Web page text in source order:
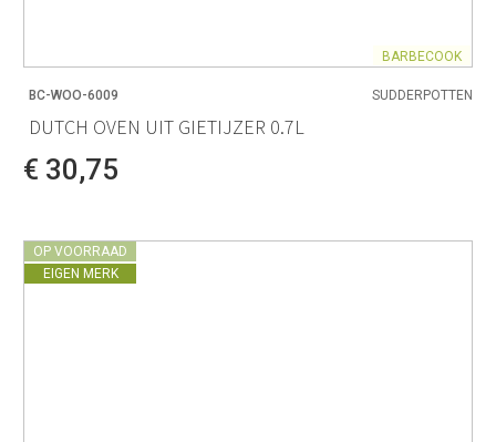
BARBECOOK
BC-WOO-6009 SUDDERPOTTEN
DUTCH OVEN UIT GIETIJZER 0.7L
€ 30,75
OP VOORRAAD
EIGEN MERK